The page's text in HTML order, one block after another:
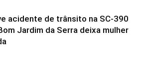
acidente de trânsito na SC-390
Jardim da Serra deixa mulher